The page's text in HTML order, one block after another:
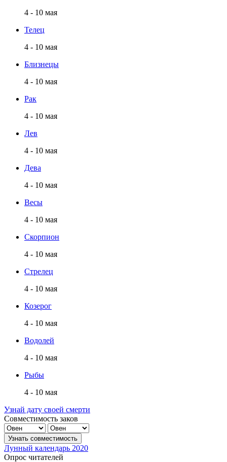
4 - 10 мая
Телец
4 - 10 мая
Близнецы
4 - 10 мая
Рак
4 - 10 мая
Лев
4 - 10 мая
Дева
4 - 10 мая
Весы
4 - 10 мая
Скорпион
4 - 10 мая
Стрелец
4 - 10 мая
Козерог
4 - 10 мая
Водолей
4 - 10 мая
Рыбы
4 - 10 мая
Узнай дату своей смерти
Совместимость заков
Лунный календарь 2020
Опрос читателей